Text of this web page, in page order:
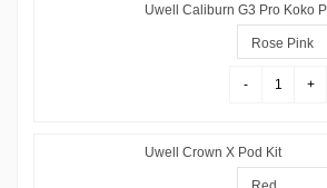
Uwell Caliburn G3 Pro Koko
- +
Uwell Crown X Pod Kit